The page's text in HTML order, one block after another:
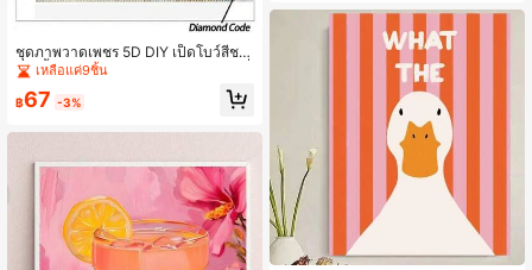
ชุดภาพวาดเพชร 5D DIY เป็ดโบว์สีชม
พู 1 ชิ้น, งานปักเพชรสัตว์น่ารัก, รวมเครื่
องมือวาดเพชรเต็มรูปแบบ, เหมาะสำห
รับการตกแต่งผนังห้อง
เหลือแค่9ชิ้น
฿67 -3%
ละสมาธิ